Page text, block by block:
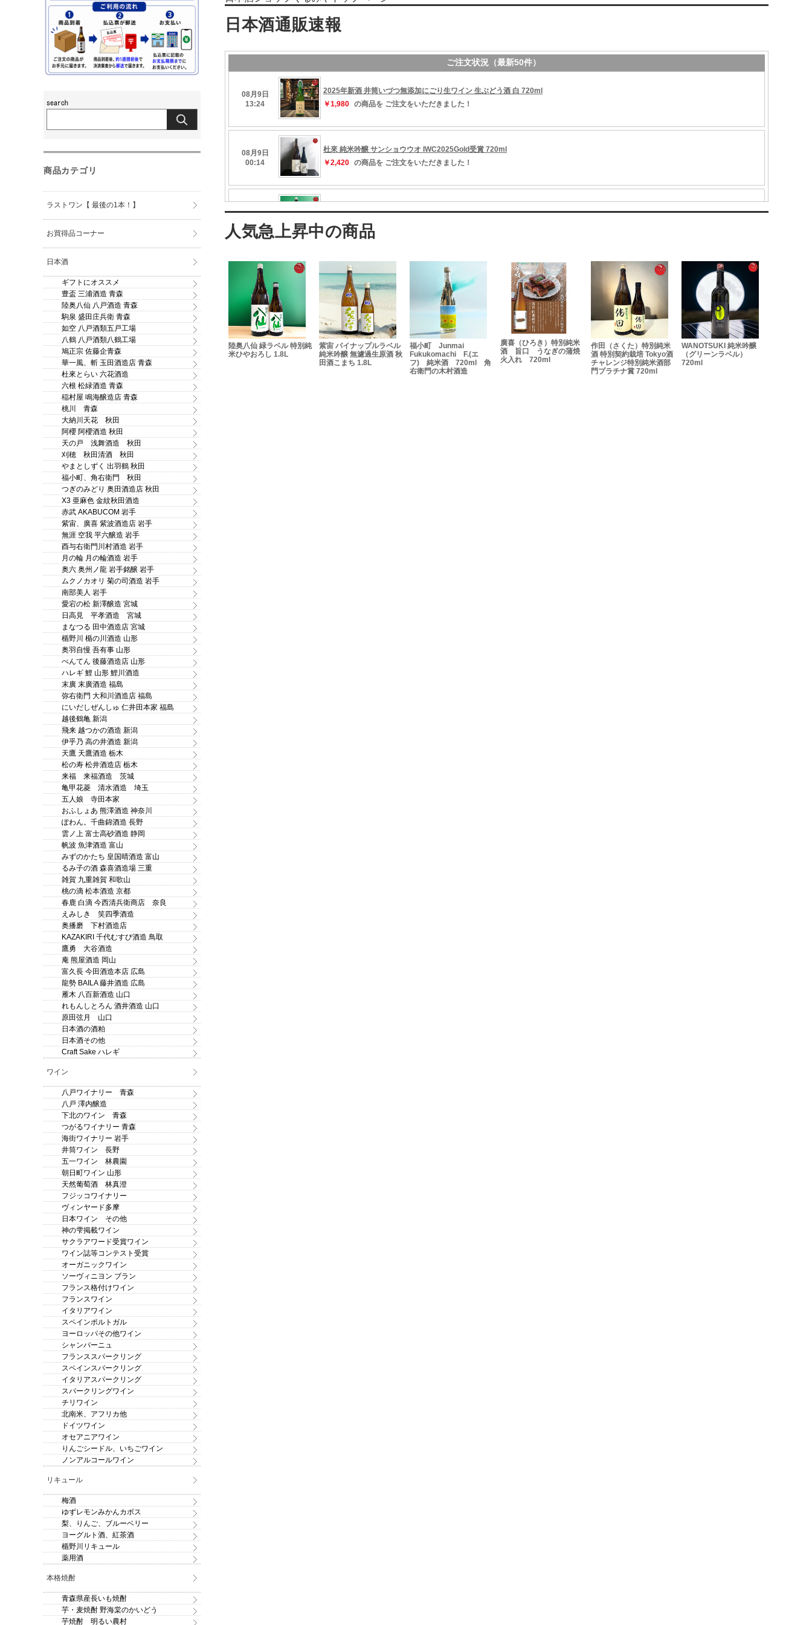
賞味期限2026/07/31 蔵
王高原 超濃厚ヨーグルト
酒 1.8L ※危険なお酒です
ので、ギフトでのご注文
はお断り致します！
陸奥八仙 緑ラベル 特別純
米ひやおろし 1.8L
紫宙 パイナップルラベル
純米吟醸 無濾過生原酒 秋
福小町 Junmai
Fukukomachi F.(エ
フ) 純米酒 720ml 角
廣喜（ひろき）特別純米
酒 旨口 うなぎの蒲焼
火入れ 720ml
作田（さくた）特別純米
酒 特別契約栽培 Tokyo酒
チャレンジ特別純米酒部
WANOTSUKI 純米吟醸
（グリーンラベル）
720ml
刈穂 Horizon Blue ホラ
イゾンブルー 純米吟醸
720ml
商品カテゴリ
ラストワン【 最後の1本！】
お買得品コーナー
日本酒
ギフトにオススメ
豊盃 三浦酒造 青森
陸奥八仙 八戸酒造 青森
駒泉 盛田庄兵衛 青森
如空 八戸酒類五戸工場
八鶴 八戸酒類八鶴工場
鳩正宗 佐藤企青森
華一風、斬 玉田酒造店 青森
杜來とらい 六花酒造
六根 松緑酒造 青森
稲村屋 鳴海醸造店 青森
桃川 青森
大納川天花 秋田
阿櫻 阿櫻酒造 秋田
天の戸 浅舞酒造 秋田
刈穂 秋田清酒 秋田
やまとしずく 出羽鶴 秋田
福小町、角右衛門 秋田
つぎのみどり 奥田酒造店 秋田
X3 亜麻色 金紋秋田酒造
赤武 AKABUCOM 岩手
紫宙、廣喜 紫波酒造店 岩手
無涯 空我 平六醸造 岩手
酉与右衛門川村酒造 岩手
月の輪 月の輪酒造 岩手
奥六 奥州ノ龍 岩手銘醸 岩手
ムクノカオリ 菊の司酒造 岩手
南部美人 岩手
愛宕の松 新澤醸造 宮城
日高見 平孝酒造 宮城
まなつる 田中酒造店 宮城
楯野川 楯の川酒造 山形
奥羽自慢 吾有事 山形
べんてん 後藤酒造店 山形
ハレギ 鯉 山形 鯉川酒造
末廣 末廣酒造 福島
弥右衛門 大和川酒造店 福島
にいだしぜんしゅ 仁井田本家 福島
越後鶴亀 新潟
飛来 越つかの酒造 新潟
伊乎乃 高の井酒造 新潟
天鷹 天鷹酒造 栃木
松の寿 松井酒造店 栃木
来福 来福酒造 茨城
亀甲花菱 清水酒造 埼玉
五人娘 寺田本家
おふしょあ 熊澤酒造 神奈川
ぽわん。千曲錦酒造 長野
雲ノ上 富士高砂酒造 静岡
帆波 魚津酒造 富山
みずのかたち 皇国晴酒造 富山
るみ子の酒 森喜酒造場 三重
雑賀 九重雑賀 和歌山
桃の滴 松本酒造 京都
春鹿 白滴 今西清兵衛商店 奈良
えみしき 笑四季酒造
奥播磨 下村酒造店
KAZAKIRI 千代むすび酒造 鳥取
鷹勇 大谷酒造
庵 熊屋酒造 岡山
富久長 今田酒造本店 広島
龍勢 BAILA 藤井酒造 広島
雁木 八百新酒造 山口
れもんしとろん 酒井酒造 山口
原田弦月 山口
日本酒の酒粕
日本酒その他
Craft Sake ハレギ
ワイン
八戸ワイナリー 青森
八戸 澤内醸造
下北のワイン 青森
つがるワイナリー 青森
海街ワイナリー 岩手
井筒ワイン 長野
五一ワイン 林農園
朝日町ワイン 山形
天然葡萄酒 林真澄
フジッコワイナリー
ヴィンヤード多摩
日本ワイン その他
神の雫掲載ワイン
サクラアワード受賞ワイン
ワイン誌等コンテスト受賞
オーガニックワイン
ソーヴィニヨン ブラン
フランス格付けワイン
フランスワイン
イタリアワイン
スペインポルトガル
ヨーロッパその他ワイン
シャンパーニュ
フランススパークリング
スペインスパークリング
イタリアスパークリング
スパークリングワイン
チリワイン
北南米、アフリカ他
ドイツワイン
オセアニアワイン
りんごシードル、いちごワイン
ノンアルコールワイン
リキュール
梅酒
ゆずレモンみかんカボス
梨、りんご、ブルーベリー
ヨーグルト酒、紅茶酒
楯野川リキュール
薬用酒
本格焼酎
青森県産長いも焼酎
芋・麦焼酎 野海棠のかいどう
芋焼酎 明るい農村